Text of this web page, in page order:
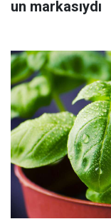
un markasıydı